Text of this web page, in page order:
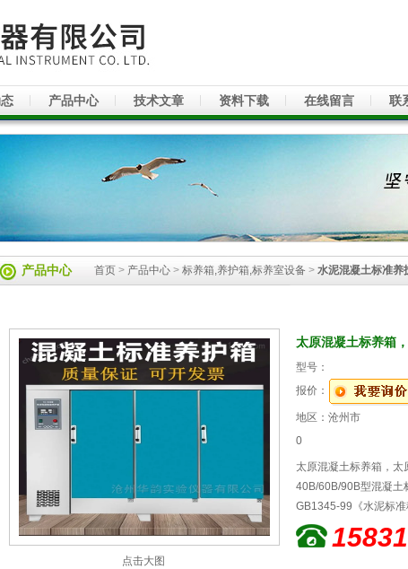
产品中心 技术文章 资料下载 在线留言 联
产品中心 首页 > 产品中心 > 标养箱,养护箱,标养室设备 > 水泥混凝土标准养
点击大图
太原混凝土标养箱
型号：
报价：
地区：沧州市
0
太原混凝土标养箱，
40B/60B/90B型混凝土
GB1345-99《水泥标
院及有关部门提供的技
型水泥厂，建筑和建工